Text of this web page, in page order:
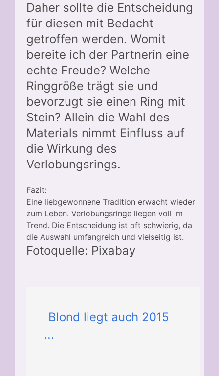
Daher sollte die Entscheidung
für diesen mit Bedacht
getroffen werden. Womit
bereite ich der Partnerin eine
echte Freude? Welche
Ringgröße trägt sie und
bevorzugt sie einen Ring mit
Stein? Allein die Wahl des
Materials nimmt Einfluss auf
die Wirkung des
Verlobungsrings.
Fazit:
Eine liebgewonnene Tradition erwacht wieder
zum Leben. Verlobungsringe liegen voll im
Trend. Die Entscheidung ist oft schwierig, da
die Auswahl umfangreich und vielseitig ist.
Fotoquelle: Pixabay
Blond liegt auch 2015
...